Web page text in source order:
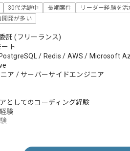
30代活躍中 長期案件
リーダー経験を活
開発が多い
託(フリーランス)
ト
/ Redis / AWS / Microsoft
ア / サーバーサイドエンジニア
としてのコーディング経験
験